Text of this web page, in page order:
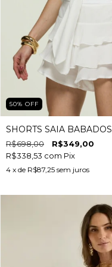
50% OFF
SHORTS SAIA BABADOS
R$698,00
R$349,00
R$338,53 com Pix
4 x de R$87,25 sem juros